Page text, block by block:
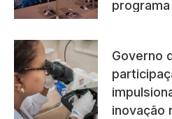
Governo
inovação